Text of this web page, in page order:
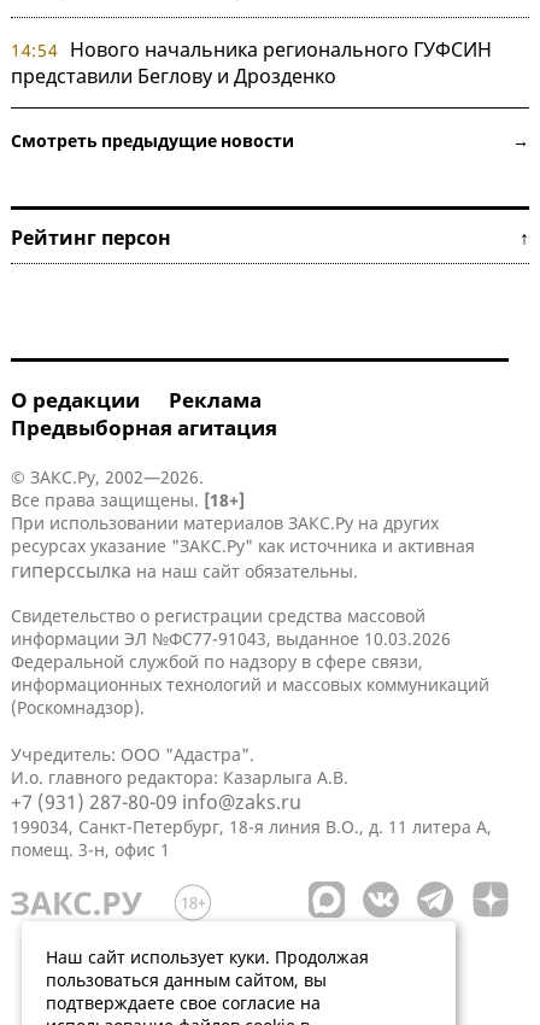
14:54 Нового начальника регионального ГУФСИН
представили Беглову и Дрозденко
Смотреть предыдущие новости →
Рейтинг персон ↑
О редакции
Реклама
Предвыборная агитация
© ЗАКС.Ру, 2002—2026.
Все права защищены. [18+]
При использовании материалов ЗАКС.Ру на других
ресурсах указание "ЗАКС.Ру" как источника и активная
гиперссылка на наш сайт обязательны.
Свидетельство о регистрации средства массовой
информации ЭЛ №ФС77-91043, выданное 10.03.2026
Федеральной службой по надзору в сфере связи,
информационных технологий и массовых коммуникаций
(Роскомнадзор).
Учредитель: ООО "Адастра".
И.о. главного редактора: Казарлыга А.В.
+7 (931) 287-80-09 info@zaks.ru
199034, Санкт-Петербург, 18-я линия В.О., д. 11 литера А,
помещ. 3-н, офис 1
Наш сайт использует куки. Продолжая
пользоваться данным сайтом, вы
подтверждаете свое согласие на